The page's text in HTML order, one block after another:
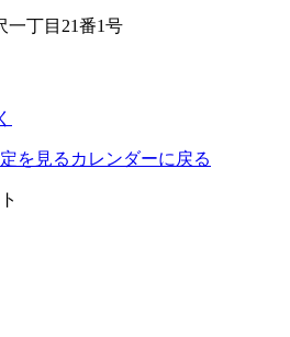
一丁目21番1号
を見る カレンダーに戻る